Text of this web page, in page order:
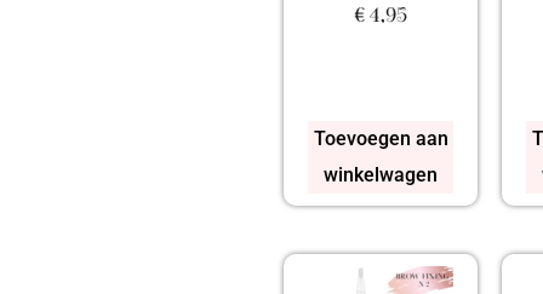
€4,95
Toevoegen aan
winkelwagen